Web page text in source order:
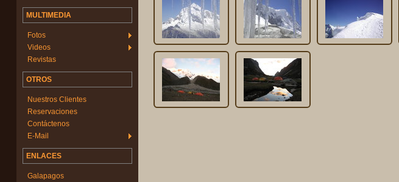
MULTIMEDIA
Fotos
Videos
Revistas
OTROS
Nuestros Clientes
Reservaciones
Contáctenos
E-Mail
ENLACES
Galapagos